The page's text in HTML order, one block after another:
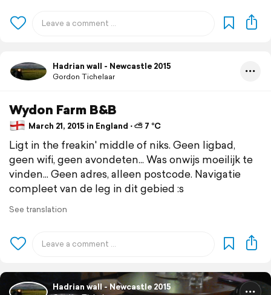
Hadrian wall - Newcastle 2015
Gordon Tichelaar
Wydon Farm B&B
March 21, 2015 in England ⋅ ⛅ 7 °C
Ligt in the freakin' middle of niks. Geen ligbad,
geen wifi, geen avondeten... Was onwijs moeilijk te
vinden... Geen adres, alleen postcode. Navigatie
compleet van de leg in dit gebied :s
See translation
Hadrian wall - Newcastle 2015